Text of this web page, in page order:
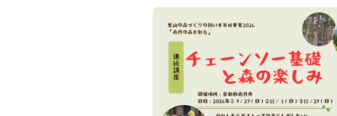
【参加者募集！】南丹の
2026：チェーンソー基礎
（連続講座）
第1回：9/27（日）、第2回：11/1（日
11/29（日）
南丹市八木町、日吉町内